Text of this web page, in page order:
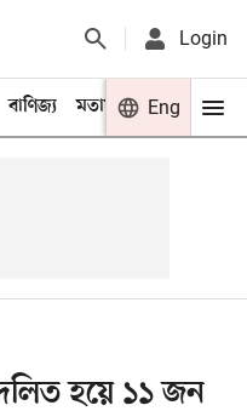
Login
বাণিজ্য মতামত খেলা
Eng
হয়ে ১১ জন